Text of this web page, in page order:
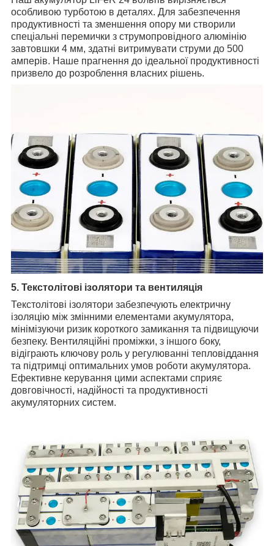
особливою турботою в деталях. Для забезпечення
продуктивності та зменшення опору ми створили
спеціальні перемички з струмопровідного алюмінію
завтовшки 4 мм, здатні витримувати струми до 500
амперів. Наше прагнення до ідеальної продуктивності
призвело до розроблення власних рішень.
5. Текстолітові ізолятори та вентиляція
Текстолітові ізолятори забезпечують електричну
ізоляцію між змінними елементами акумулятора,
мінімізуючи ризик короткого замикання та підвищуючи
безпеку. Вентиляційні проміжки, з іншого боку,
відіграють ключову роль у регулюванні тепловіддання
та підтримці оптимальних умов роботи акумулятора.
Ефективне керування цими аспектами сприяє
довговічності, надійності та продуктивності
акумуляторних систем.